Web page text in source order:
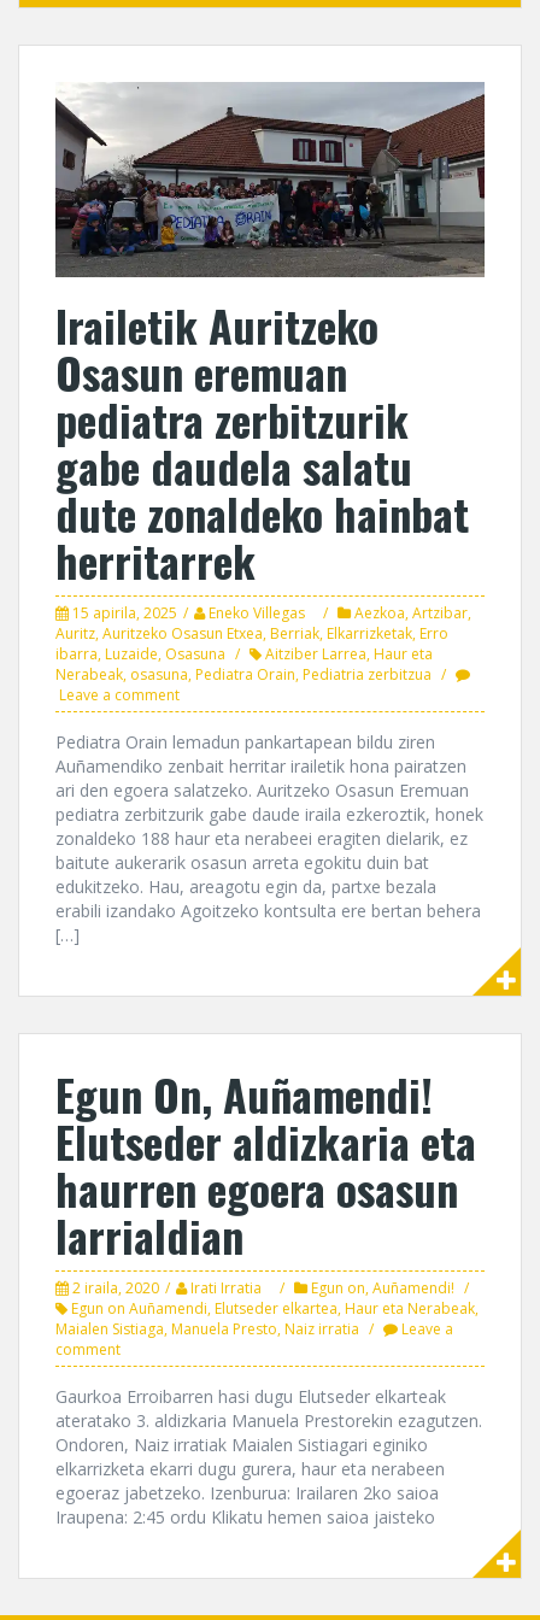
Irailetik Auritzeko
Osasun eremuan
pediatra zerbitzurik
gabe daudela salatu
dute zonaldeko hainbat
herritarrek
15 apirila, 2025 Eneko Villegas Aezkoa,Artzibar,
Auritz,Auritzeko Osasun Etxea,Berriak,Elkarrizketak,Erro
ibarra,Luzaide, Osasuna Aitziber Larrea,Haur eta
Nerabeak, osasuna,Pediatra Orain,Pediatria zerbitzua
Leave a comment
Pediatra Orain lemadun pankartapean bildu ziren
Auñamendiko zenbait herritar irailetik hona pairatzen
ari den egoera salatzeko. Auritzeko Osasun Eremuan
pediatra zerbitzurik gabe daude iraila ezkeroztik, honek
zonaldeko 188 haur eta nerabeei eragiten dielarik, ez
baitute aukerarik osasun arreta egokitu duin bat
edukitzeko. Hau, areagotu egin da, partxe bezala
erabili izandako Agoitzeko kontsulta ere bertan behera
[…]
Egun On, Auñamendi!
Elutseder aldizkaria eta
haurren egoera osasun
larrialdian
2 iraila, 2020 Irati Irratia
Egun on, Auñamendi!
Egun on Auñamendi,Elutseder elkartea,Haur eta Nerabeak,
Maialen Sistiaga,Manuela Presto,Naiz irratia
Leave a
comment
Gaurkoa Erroibarren hasi dugu Elutseder elkarteak
ateratako 3. aldizkaria Manuela Prestorekin ezagutzen.
Ondoren, Naiz irratiak Maialen Sistiagari eginiko
elkarrizketa ekarri dugu gurera, haur eta nerabeen
egoeraz jabetzeko. Izenburua: Irailaren 2ko saioa
Iraupena: 2:45 ordu Klikatu hemen saioa jaisteko